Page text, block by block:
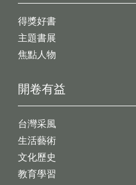
開卷有益
台灣采風
生活藝術
文化歷史
教育學習
得獎好書
主題書展
焦點人物